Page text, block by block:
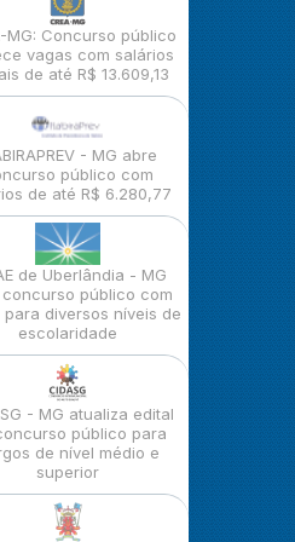
MG: Concurso público
vagas com salários
de até R$ 13.609,13
- MG abre
público com
de até R$ 6.280,77
de Uberlândia - MG
público com
para diversos níveis de
escolaridade
- MG atualiza edital
público para
de nível médio e
superior